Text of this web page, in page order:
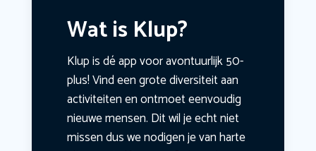
Wat is Klup?
Klup is dé app voor avontuurlijk 50-
plus! Vind een grote diversiteit aan
activiteiten en ontmoet eenvoudig
nieuwe mensen. Dit wil je echt niet
missen dus we nodigen je van harte